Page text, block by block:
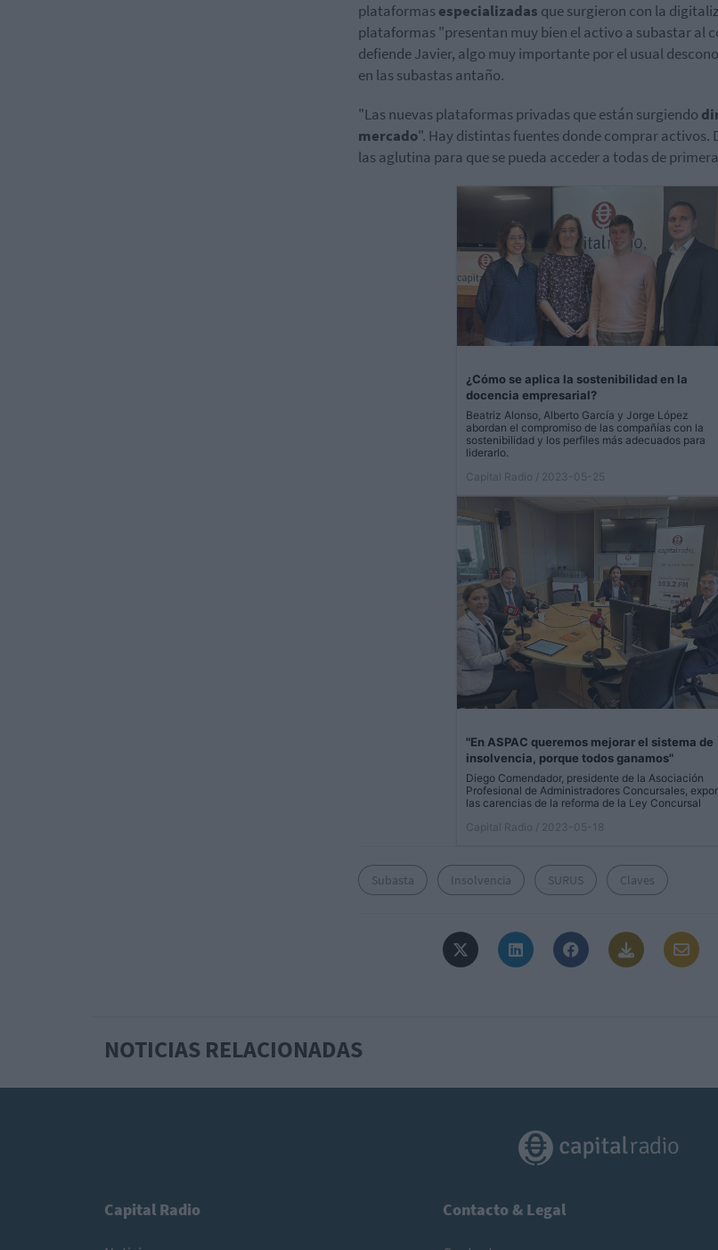
plataformasespecializadas que surgieron con la
plataformas "presentan muy bien el activo a subastar al
defiende Javier, algo muy importante por el usual
en las subastas antaño.
"Las nuevas plataformas privadas que están surgiendo
mercado". Hay distintas fuentes donde comprar activos.
las aglutina para que se pueda acceder a todas de
¿Cómo se aplica la sostenibilidad en la
docencia empresarial?
Beatriz Alonso, Alberto García y Jorge López
abordan el compromiso de las compañías con la
sostenibilidad y los perfiles más adecuados para
liderarlo.
Capital Radio
/ 2023-05-25
"En ASPAC queremos mejorar el sistema de
insolvencia, porque todos ganamos"
Diego Comendador, presidente de la Asociación
Profesional de Administradores Concursales,
las carencias de la reforma de la Ley Concursal
Capital Radio
/ 2023-05-18
Subasta Insolvencia SURUS Claves
NOTICIAS RELACIONADAS
Capital Radio Contacto & Legal